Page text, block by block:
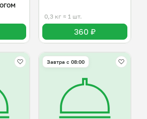
0,3 кг ≈ 1 шт.
360 ₽
Завтра c 08:00